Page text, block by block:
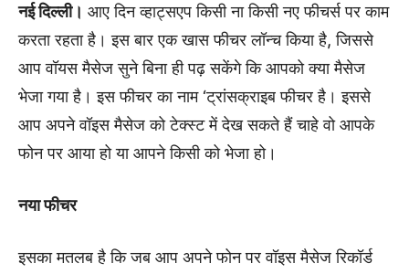
नई दिल्ली। आए दिन व्हाट्सएप किसी ना किसी नए फीचर्स पर काम
करता रहता है। इस बार एक खास फीचर लॉन्च किया है, जिससे
आप वॉयस मैसेज सुने बिना ही पढ़ सकेंगे कि आपको क्या मैसेज
भेजा गया है। इस फीचर का नाम ‘ट्रांसक्राइब फीचर है। इससे
आप अपने वॉइस मैसेज को टेक्स्ट में देख सकते हैं चाहे वो आपके
फोन पर आया हो या आपने किसी को भेजा हो।
नया फीचर
इसका मतलब है कि जब आप अपने फोन पर वॉइस मैसेज रिकॉर्ड